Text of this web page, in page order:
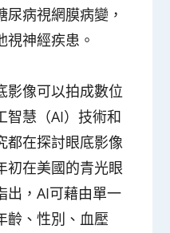
病視網膜病變，
神經疾患。
影像可以拍成數位
智慧（AI）技術和
都在探討眼底影像
初在美國的青光眼
出，AI可藉由單一
齡、性別、血壓